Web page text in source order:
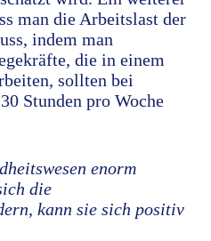
man die Arbeitslast der
indem man
die in einem
sollten bei
Stunden pro Woche
enorm
die
kann sie sich positiv